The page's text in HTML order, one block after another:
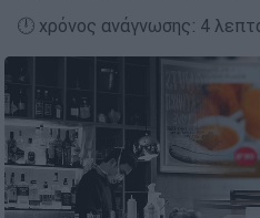
🕛 χρόνος ανάγνωσης: 4